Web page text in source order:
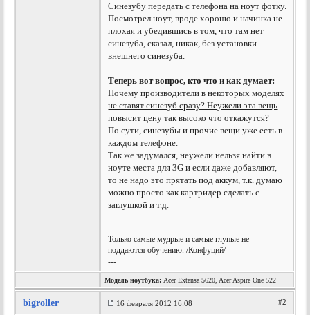
Синезубу передать с телефона на ноут фотку.
Посмотрел ноут, вроде хорошо и начинка не
плохая и убедившись в том, что там нет
синезуба, сказал, никак, без установки
внешнего синезуба.
Теперь вот вопрос, кто что и как думает:
Почему производители в некоторых моделях
не ставят синезуб сразу? Неужели эта вещь
повысит цену так высоко что откажутся?
По сути, синезубы и прочие вещи уже есть в
каждом телефоне.
Так же задумался, неужели нельзя найти в
ноуте места для 3G и если даже добавляют,
то не надо это прятать под аккум, т.к. думаю
можно просто как картридер сделать с
заглушкой и т.д.
---------------------------------------------------------
Только самые мудрые и самые глупые не
поддаются обучению. /Конфуций/
---
Модель ноутбука: Acer Extensa 5620, Acer Aspire One 522
bigroller 16 февраля 2012 16:08 #2